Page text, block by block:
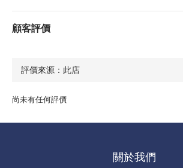
顧客評價
尚未有任何評價
關於我們